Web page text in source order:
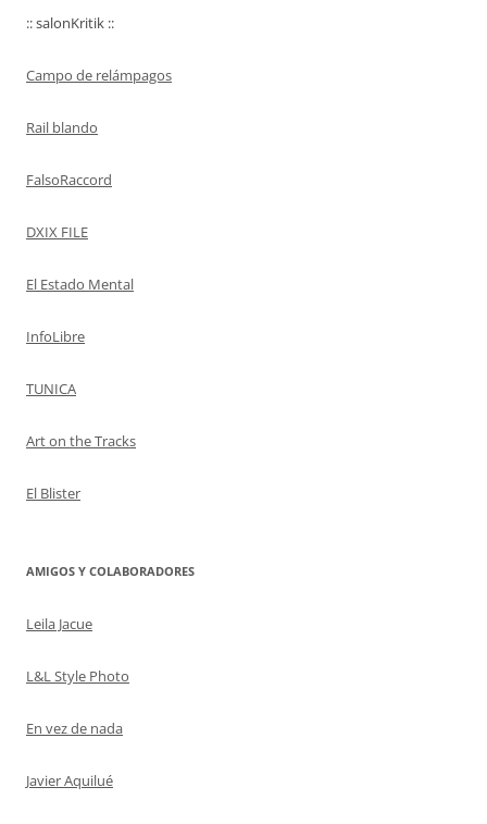
:: salonKritik ::
Campo de relámpagos
Rail blando
FalsoRaccord
DXIX FILE
El Estado Mental
InfoLibre
TUNICA
Art on the Tracks
El Blister
AMIGOS Y COLABORADORES
Leila Jacue
L&L Style Photo
En vez de nada
Javier Aquilué